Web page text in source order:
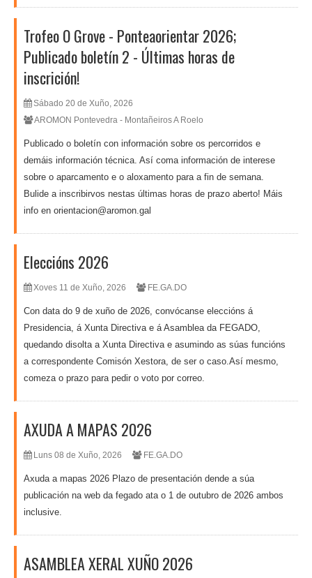
Trofeo O Grove - Ponteaorientar 2026;
Publicado boletín 2 - Últimas horas de
inscrición!
Sábado 20 de Xuño, 2026
AROMON Pontevedra - Montañeiros A Roelo
Publicado o boletín con información sobre os percorridos e
demáis información técnica. Así coma información de interese
sobre o aparcamento e o aloxamento para a fin de semana.
Bulide a inscribirvos nestas últimas horas de prazo aberto! Máis
info en orientacion@aromon.gal
Eleccións 2026
Xoves 11 de Xuño, 2026 FE.GA.DO
Con data do 9 de xuño de 2026, convócanse eleccións á
Presidencia, á Xunta Directiva e á Asamblea da FEGADO,
quedando disolta a Xunta Directiva e asumindo as súas funcións
a correspondente Comisón Xestora, de ser o caso.Así mesmo,
comeza o prazo para pedir o voto por correo.
AXUDA A MAPAS 2026
Luns 08 de Xuño, 2026 FE.GA.DO
Axuda a mapas 2026 Plazo de presentación dende a súa
publicación na web da fegado ata o 1 de outubro de 2026 ambos
inclusive.
ASAMBLEA XERAL XUÑO 2026